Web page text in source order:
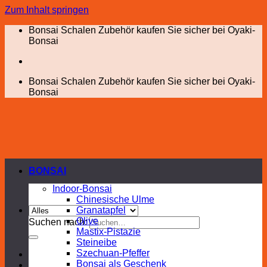
Zum Inhalt springen
Bonsai Schalen Zubehör kaufen Sie sicher bei Oyaki-
Bonsai
Bonsai Schalen Zubehör kaufen Sie sicher bei Oyaki-
Bonsai
Suchen nach:
BONSAI
Indoor-Bonsai
Chinesische Ulme
Granatapfel
Olive
Mastix-Pistazie
Steineibe
Szechuan-Pfeffer
Bonsai als Geschenk